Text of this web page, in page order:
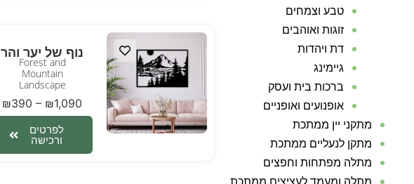
טבע וצמחים
זוגות ואוהבים
דת ויהדות
גיימינג
ברכות בית ועסק
אופנועים ואופניים
מתקני יין ממתכת
מתקן לנעליים ממתכת
מתלה מפתחות וחפצים
נוף של יער והר
Forest and
Mountain
Landscape
₪390 – ₪1,090
לפרטים
ורכישה